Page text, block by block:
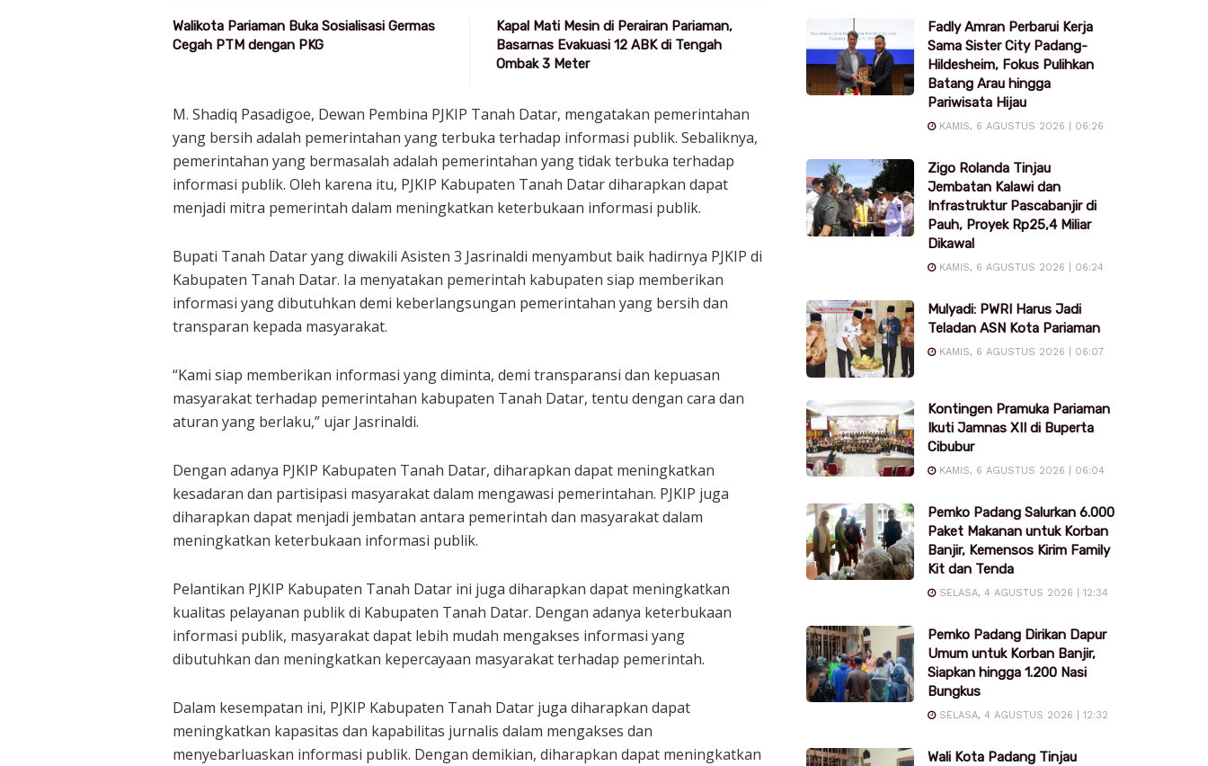
Walikota Pariaman Buka Sosialisasi Germas
Cegah PTM dengan PKG
Kapal Mati Mesin di Perairan Pariaman,
Basarnas Evakuasi 12 ABK di Tengah
Ombak 3 Meter
M. Shadiq Pasadigoe, Dewan Pembina PJKIP Tanah Datar, mengatakan pemerintahan
yang bersih adalah pemerintahan yang terbuka terhadap informasi publik. Sebaliknya,
pemerintahan yang bermasalah adalah pemerintahan yang tidak terbuka terhadap
informasi publik. Oleh karena itu, PJKIP Kabupaten Tanah Datar diharapkan dapat
menjadi mitra pemerintah dalam meningkatkan keterbukaan informasi publik.
Bupati Tanah Datar yang diwakili Asisten 3 Jasrinaldi menyambut baik hadirnya PJKIP di
Kabupaten Tanah Datar. Ia menyatakan pemerintah kabupaten siap memberikan
informasi yang dibutuhkan demi keberlangsungan pemerintahan yang bersih dan
transparan kepada masyarakat.
“Kami siap memberikan informasi yang diminta, demi transparansi dan kepuasan
masyarakat terhadap pemerintahan kabupaten Tanah Datar, tentu dengan cara dan
aturan yang berlaku,” ujar Jasrinaldi.
Dengan adanya PJKIP Kabupaten Tanah Datar, diharapkan dapat meningkatkan
kesadaran dan partisipasi masyarakat dalam mengawasi pemerintahan. PJKIP juga
diharapkan dapat menjadi jembatan antara pemerintah dan masyarakat dalam
meningkatkan keterbukaan informasi publik.
Pelantikan PJKIP Kabupaten Tanah Datar ini juga diharapkan dapat meningkatkan
kualitas pelayanan publik di Kabupaten Tanah Datar. Dengan adanya keterbukaan
informasi publik, masyarakat dapat lebih mudah mengakses informasi yang
dibutuhkan dan meningkatkan kepercayaan masyarakat terhadap pemerintah.
Dalam kesempatan ini, PJKIP Kabupaten Tanah Datar juga diharapkan dapat
meningkatkan kapasitas dan kapabilitas jurnalis dalam mengakses dan
menyebarluaskan informasi publik. Dengan demikian, diharapkan dapat meningkatkan
Fadly Amran Perbarui Kerja
Sama Sister City Padang-
Hildesheim, Fokus Pulihkan
Batang Arau hingga
Pariwisata Hijau
KAMIS, 6 AGUSTUS 2026 | 06:26
Zigo Rolanda Tinjau
Jembatan Kalawi dan
Infrastruktur Pascabanjir di
Pauh, Proyek Rp25,4 Miliar
Dikawal
KAMIS, 6 AGUSTUS 2026 | 06:24
Mulyadi: PWRI Harus Jadi
Teladan ASN Kota Pariaman
KAMIS, 6 AGUSTUS 2026 | 06:07
Kontingen Pramuka Pariaman
Ikuti Jamnas XII di Buperta
Cibubur
KAMIS, 6 AGUSTUS 2026 | 06:04
Pemko Padang Salurkan 6.000
Paket Makanan untuk Korban
Banjir, Kemensos Kirim Family
Kit dan Tenda
SELASA, 4 AGUSTUS 2026 | 12:34
Pemko Padang Dirikan Dapur
Umum untuk Korban Banjir,
Siapkan hingga 1.200 Nasi
Bungkus
SELASA, 4 AGUSTUS 2026 | 12:32
Wali Kota Padang Tinjau